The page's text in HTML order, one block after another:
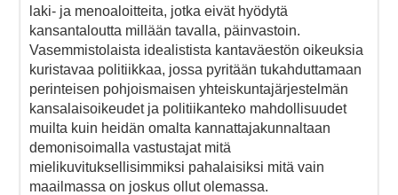
laki- ja menoaloitteita, jotka eivät hyödytä
kansantaloutta millään tavalla, päinvastoin.
Vasemmistolaista idealistista kantaväestön oikeuksia
kuristavaa politiikkaa, jossa pyritään tukahduttamaan
perinteisen pohjoismaisen yhteiskuntajärjestelmän
kansalaisoikeudet ja politiikanteko mahdollisuudet
muilta kuin heidän omalta kannattajakunnaltaan
demonisoimalla vastustajat mitä
mielikuvituksellisimmiksi pahalaisiksi mitä vain
maailmassa on joskus ollut olemassa.